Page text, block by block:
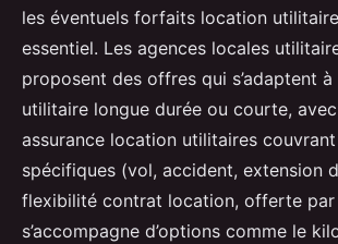
les éventuels forfaits location
essentiel. Les agences locales
proposent des offres qui s’adaptent
utilitaire longue durée ou courte,
assurance location utilitaires
spécifiques (vol, accident, extension
flexibilité contrat location, offerte par
s’accompagne d’options comme le